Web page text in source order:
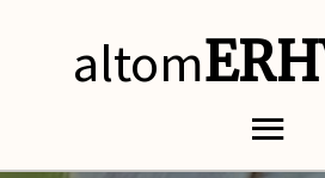
altom